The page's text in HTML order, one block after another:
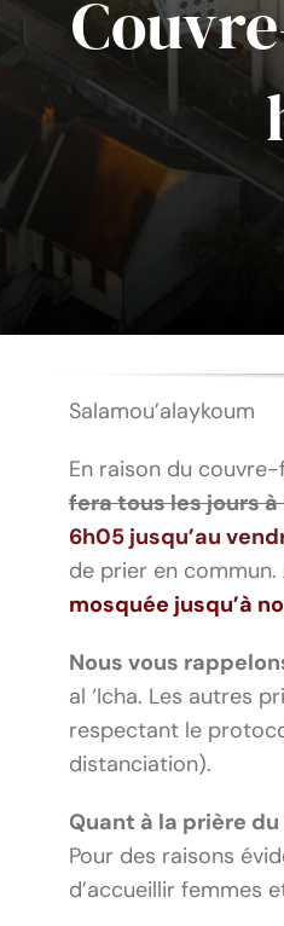
Salamou’alaykoum
En raison du
fera tous les jours à
6h05 jusqu’au
de prier en commun.
mosquée jusqu’à
Nous vous
al ‘Icha. Les autres
respectant le
distanciation).
Quant à la prière du
Pour des raisons
d’accueillir femmes